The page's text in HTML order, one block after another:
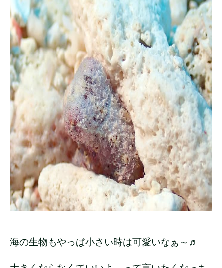
海の生物もやっぱ小さい時は可愛いなぁ～♬